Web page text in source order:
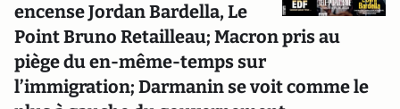
encense Jordan Bardella, Le
Point Bruno Retailleau; Macron pris au
piège du en-même-temps sur
l’immigration; Darmanin se voit comme le